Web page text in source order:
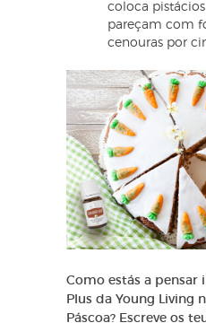
coloca
pareçam com
cenouras por
Como estás a pensar
Plus da Young Living
Páscoa? Escreve os